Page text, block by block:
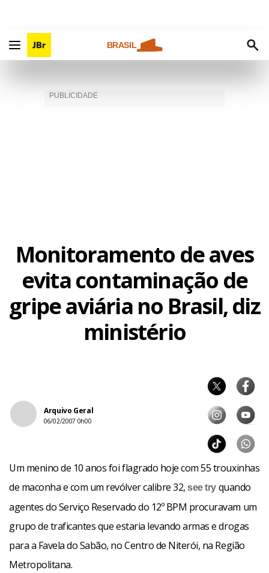
BRASIL
Monitoramento de aves
evita contaminação de
gripe aviária no Brasil, diz
ministério
Arquivo Geral
06/02/2007 0h00
Um menino de 10 anos foi flagrado hoje com 55 trouxinhas
de maconha e com um revólver calibre 32,see tryquando
agentes do Serviço Reservado do 12º BPM procuravam um
grupo de traficantes que estaria levando armas e drogas
para a Favela do Sabão, no Centro de Niterói, na Região
Metropolitana.